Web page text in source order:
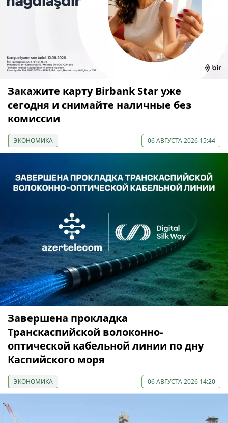
Закажите карту Birbank Star уже
сегодня и снимайте наличные без
комиссии
ЭКОНОМИКА 06 АВГУСТА 2026 15:44
Завершена прокладка
Транскаспийской волоконно-
оптической кабельной линии по дну
Каспийского моря
ЭКОНОМИКА 06 АВГУСТА 2026 14:20